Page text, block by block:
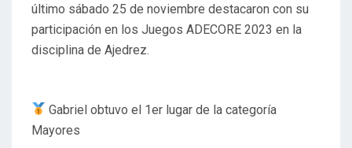
último sábado 25 de noviembre destacaron con su
participación en los Juegos ADECORE 2023 en la
disciplina de Ajedrez.
Gabriel obtuvo el 1er lugar de la categoría
Mayores